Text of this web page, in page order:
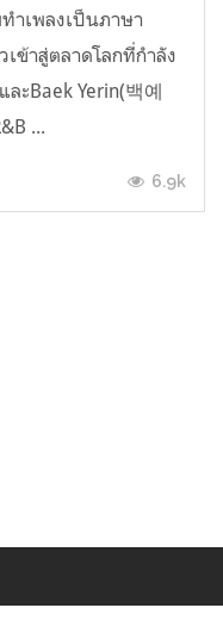
ำเพลงเป็นภาษา
ข้าสู่ตลาดโลกที่กำลัง
ะBaek Yerin(백예
...
6.9k